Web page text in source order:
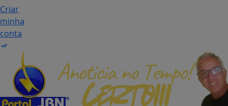
Criar
minha
conta